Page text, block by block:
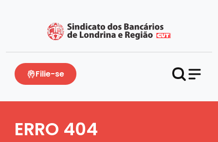
Filie-se
ERRO 404